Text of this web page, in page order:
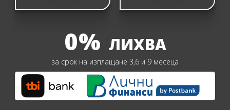
0% ЛИХВА
за срок на изплащане 3,6 и 9 месеца